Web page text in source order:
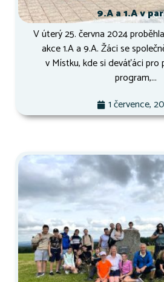
9.A a 1.A v
V úterý 25. června 2024
akce 1.A a 9.A. Žáci se
v Místku, kde si deváťáci pro
program,...
1 července,